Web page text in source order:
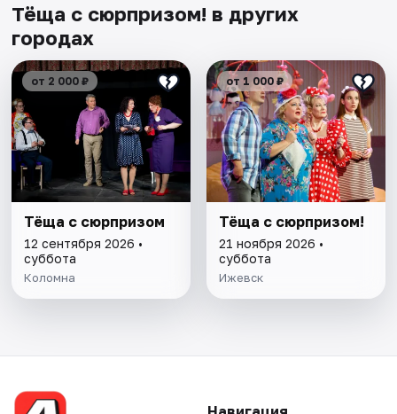
Тёща с сюрпризом! в других
городах
от 2 000 ₽
Тёща с сюрпризом
12 сентября 2026 •
суббота
Коломна
от 1 000 ₽
Тёща с сюрпризом!
21 ноября 2026 •
суббота
Ижевск